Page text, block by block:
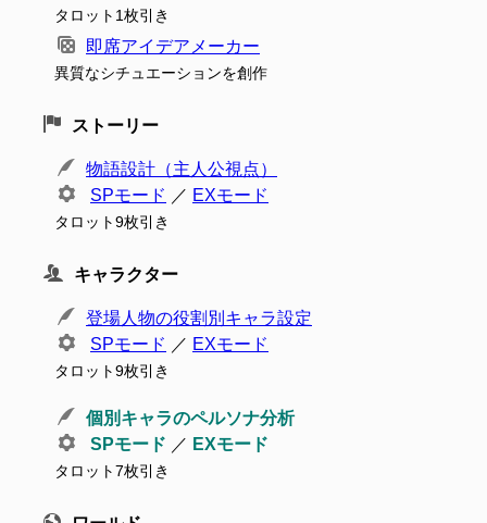
タロット1枚引き
即席アイデアメーカー
異質なシチュエーションを創作
ストーリー
物語設計（主人公視点）
SPモード ／ EXモード
タロット9枚引き
キャラクター
登場人物の役割別キャラ設定
SPモード ／ EXモード
タロット9枚引き
個別キャラのペルソナ分析
SPモード ／ EXモード
タロット7枚引き